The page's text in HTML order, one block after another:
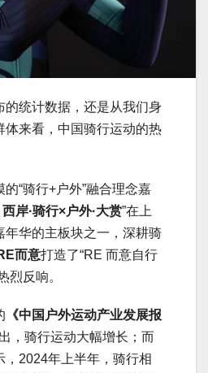
的统计数据，还是从我们身
体来看，中国骑行运动的热
“骑行+户外”融合理念嘉
岸·骑行×户外·大赏”在上
年华的主板块之一，深耕骑
而意打造了“RE 而意自行
烈反响。
《中国户外运动产业发展报
，骑行运动大幅增长；而
，2024年上半年，骑行相